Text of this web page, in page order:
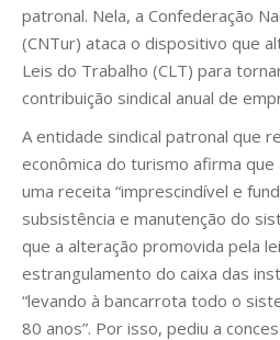
patronal. Nela, a Confederação
(CNTur) ataca o dispositivo que
Leis do Trabalho (CLT) para
contribuição sindical anual de
A entidade sindical patronal que
econômica do turismo afirma que
uma receita “imprescindível e
subsistência e manutenção do
que a alteração promovida pela
estrangulamento do caixa das
“levando à bancarrota todo o
80 anos”. Por isso, pediu a